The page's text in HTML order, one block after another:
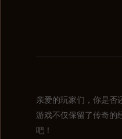
亲爱的玩家们，你是
游戏不仅保留了传奇的
吧！